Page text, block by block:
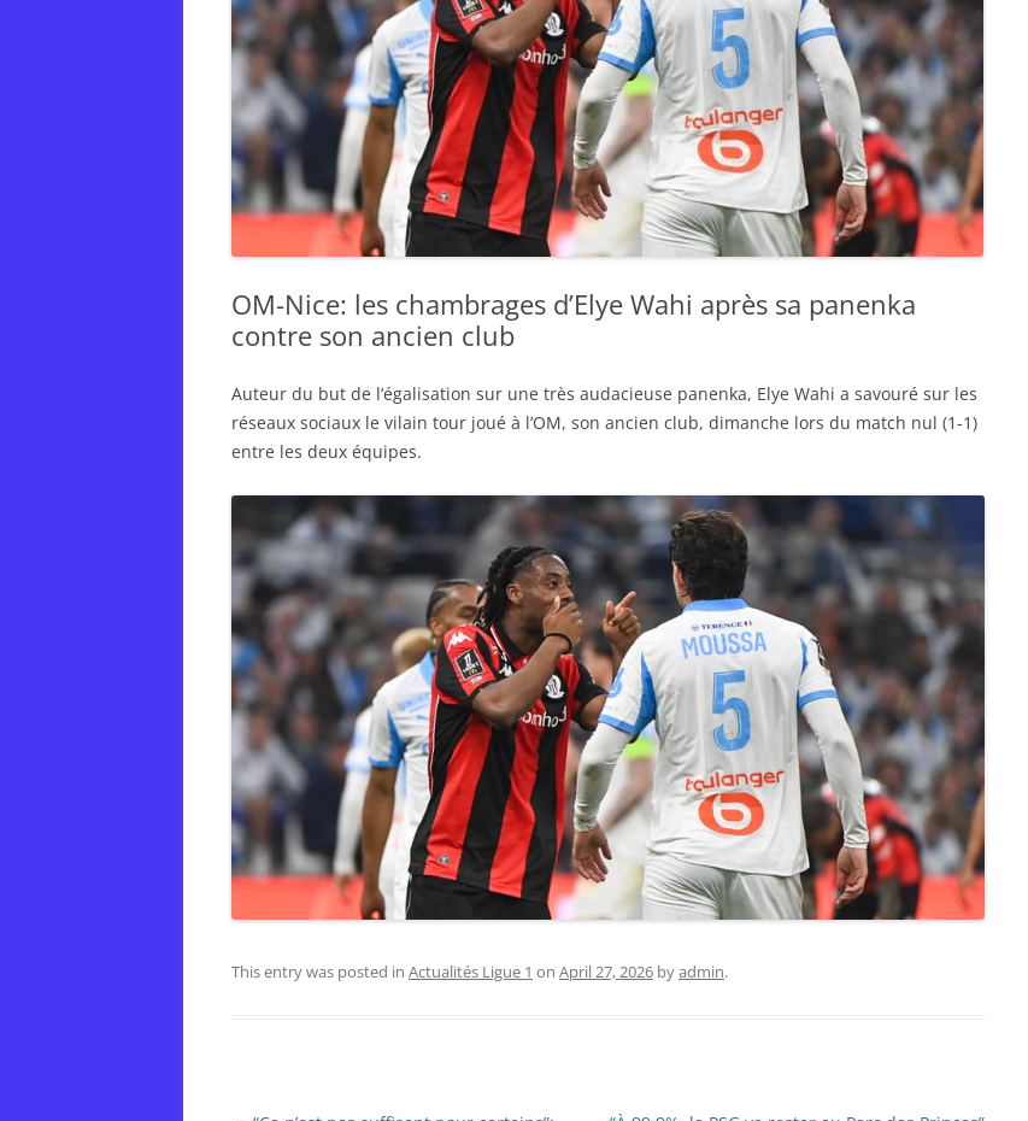
OM-Nice: les chambrages d’Elye Wahi après sa panenka
contre son ancien club
Auteur du but de l’égalisation sur une très audacieuse panenka, Elye Wahi a savouré sur les
réseaux sociaux le vilain tour joué à l’OM, son ancien club, dimanche lors du match nul (1-1)
entre les deux équipes.
This entry was posted in Actualités Ligue 1 on April 27, 2026 byadmin.